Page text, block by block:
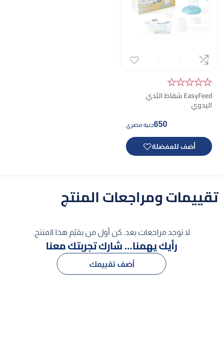
★★★★★
EasyFeed شفاط الثدي
اليدوي
جنية مصري650
أضف للمفضلة
تقييمات ومراجعات المنتج
لا توجد مراجعات بعد. كن أول من يقيّم هذا المنتج.
رأيك يهمنا… شارك تجربتك معنا
أضف تقييمك